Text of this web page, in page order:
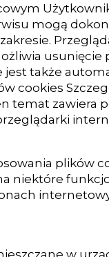
mogą
usunięcie
jest także
cookies
temat zawiera
plików
niektóre
w